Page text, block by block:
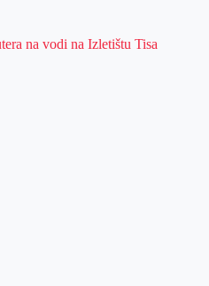
na vodi na Izletištu Tisa